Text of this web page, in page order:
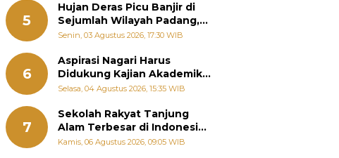
5
Hujan Deras Picu Banjir di
Sejumlah Wilayah Padang,
Fadly Amran Perintahkan
Senin, 03 Agustus 2026, 17:30 WIB
6
Aspirasi Nagari Harus
Didukung Kajian Akademik,
Zigo Rolanda: Agar Mudah
Kementerian
Selasa, 04 Agustus 2026, 15:35 WIB
7
Sekolah Rakyat Tanjung
Alam Terbesar di Indonesia,
Groundbreaking September
Kamis, 06 Agustus 2026, 09:05 WIB